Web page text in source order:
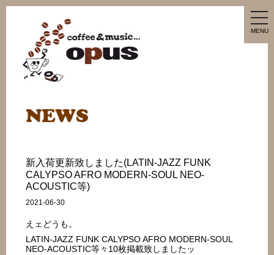
MENU
新入荷更新致しました(LATIN-JAZZ FUNK
CALYPSO AFRO MODERN-SOUL NEO-
ACOUSTIC等)
2021-06-30
えェどうも。
LATIN-JAZZ FUNK CALYPSO AFRO MODERN-SOUL
NEO-ACOUSTIC等々10枚掲載致しましたッ